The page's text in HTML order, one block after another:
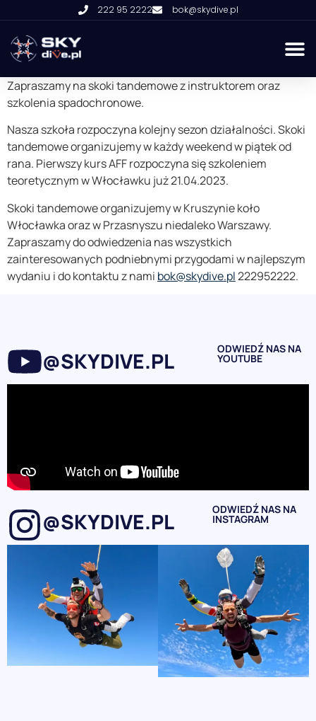
222 95 2222 bok@skydive.pl
Zapraszamy na skoki tandemowe z instruktorem oraz
szkolenia spadochronowe.
Nasza szkoła rozpoczyna kolejny sezon działalności. Skoki
tandemowe organizujemy w każdy weekend w piątek od
rana. Pierwszy kurs AFF rozpoczyna się szkoleniem
teoretycznym w Włocławku już 21.04.2023.
Skoki tandemowe organizujemy w Kruszynie koło
Włocławka oraz w Przasnyszu niedaleko Warszawy.
Zapraszamy do odwiedzenia nas wszystkich
zainteresowanych podniebnymi przygodami w najlepszym
wydaniu i do kontaktu z nami bok@skydive.pl222952222.
@SKYDIVE.PL ODWIEDŹ NAS NA
YOUTUBE
@SKYDIVE.PL ODWIEDŹ NAS NA
INSTAGRAM